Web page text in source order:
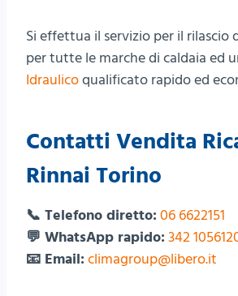
Si effettua il servizio per il rilascio
per tutte le marche di caldaia ed
Idraulicoqualificato rapido ed
Contatti Vendita
Rinnai Torino
📞 Telefono diretto: 06 6622151
💬 WhatsApp rapido: 342
📧 Email: climagroup@libero.it